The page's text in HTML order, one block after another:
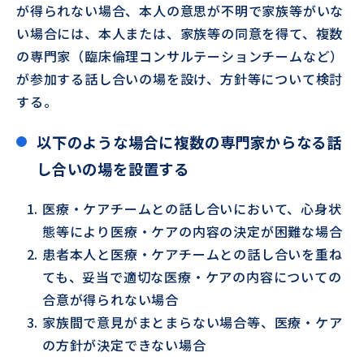
が得られない場合、本人の意思が不明で家族等がいな
い場合には、本人または、家族等の同意を得て、複数
の専門家（臨床倫理コンサルテーションチームなど）
が参加する話し合いの場を設け、方針等について検討
する。
以下のような場合に複数の専門家からなる話
し合いの場を設置する
医療・ケアチームとの話し合いにおいて、心身状
態等により医療・ケアの内容の決定が困難な場合
患者本人と医療・ケアチームとの話し合いを重ね
ても、妥当で適切な医療・ケアの内容についての
合意が得られない場合
家族間で意見がまとまらない場合等、医療・ケア
の方針が決定できない場合